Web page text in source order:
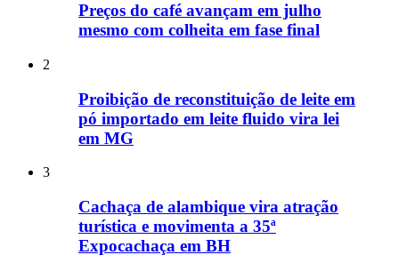
Preços do café avançam em julho
mesmo com colheita em fase final
2
Proibição de reconstituição de leite em
pó importado em leite fluido vira lei
em MG
3
Cachaça de alambique vira atração
turística e movimenta a 35ª
Expocachaça em BH